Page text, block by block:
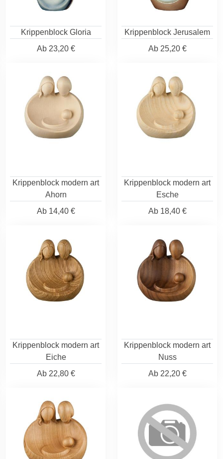
Krippenblock Gloria
Ab23,20 €
Krippenblock Jerusalem
Ab25,20 €
Krippenblock modern art
Ahorn
Ab14,40 €
Krippenblock modern art
Esche
Ab18,40 €
Krippenblock modern art
Eiche
Ab22,80 €
Krippenblock modern art
Nuss
Ab22,20 €